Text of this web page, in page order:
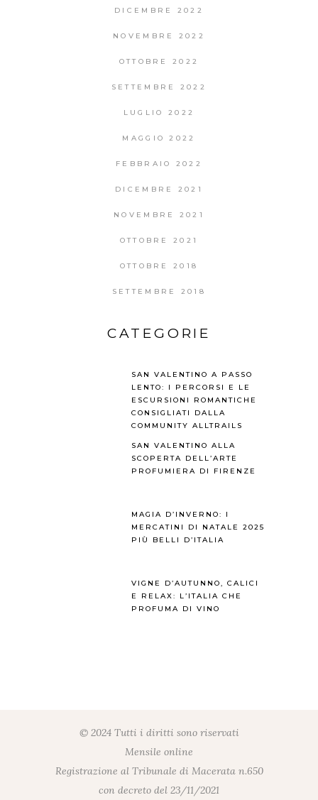
DICEMBRE 2022
NOVEMBRE 2022
OTTOBRE 2022
SETTEMBRE 2022
LUGLIO 2022
MAGGIO 2022
FEBBRAIO 2022
DICEMBRE 2021
NOVEMBRE 2021
OTTOBRE 2021
OTTOBRE 2018
SETTEMBRE 2018
CATEGORIE
SAN VALENTINO A PASSO
LENTO: I PERCORSI E LE
ESCURSIONI ROMANTICHE
CONSIGLIATI DALLA
COMMUNITY ALLTRAILS
SAN VALENTINO ALLA
SCOPERTA DELL’ARTE
PROFUMIERA DI FIRENZE
MAGIA D’INVERNO: I
MERCATINI DI NATALE 2025
PIÙ BELLI D’ITALIA
VIGNE D’AUTUNNO, CALICI
E RELAX: L’ITALIA CHE
PROFUMA DI VINO
© 2024 Tutti i diritti sono riservati
Mensile online
Registrazione al Tribunale di Macerata n.650
con decreto del 23/11/2021